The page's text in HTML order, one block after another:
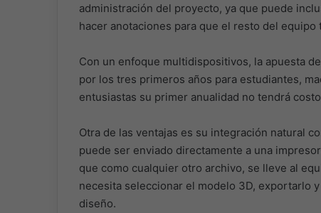
administración del proyecto, ya que puede
hacer anotaciones para que el resto del equipo
Con un enfoque multidispositivos, la apuesta
por los tres primeros años para estudiantes,
entusiastas su primer anualidad no tendrá
Otra de las ventajas es su integración natural
puede ser enviado directamente a una
que como cualquier otro archivo, se lleve al
necesita seleccionar el modelo 3D, exportarlo
diseño.